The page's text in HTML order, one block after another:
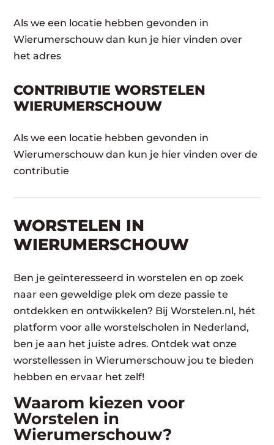
Als we een locatie hebben gevonden in
Wierumerschouw dan kun je hier vinden over
het adres
CONTRIBUTIE WORSTELEN
WIERUMERSCHOUW
Als we een locatie hebben gevonden in
Wierumerschouw dan kun je hier vinden over de
contributie
WORSTELEN​ IN
WIERUMERSCHOUW
Ben je geïnteresseerd in worstelen en op zoek
naar een geweldige plek om deze passie te
ontdekken en ontwikkelen? Bij Worstelen.nl, hét
platform voor alle worstelscholen in Nederland,
ben je aan het juiste adres. Ontdek wat onze
worstellessen in Wierumerschouw jou te bieden
hebben en ervaar het zelf!
Waarom kiezen voor
Worstelen in
Wierumerschouw?